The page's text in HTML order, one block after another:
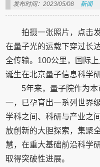
发布时间：2023/05/08 新闻
拍摄一张照片，点击
在量子光的运载下穿过长
全传输。100公里，国际
诞生在北京量子信息科学研
5年来，量子院作为
一，已孕育出一系列世界
学科之间、科研与产业之
放创新的大胆探索，集聚
慧，在重大基础前沿科学
取得突破性进展。